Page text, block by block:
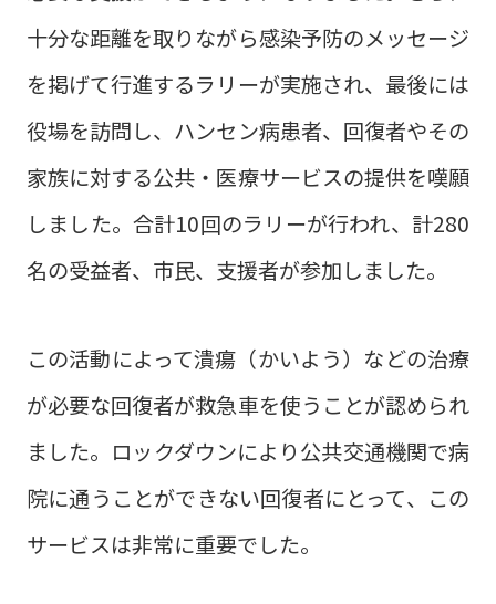
十分な距離を取りながら感染予防のメッセージ
を掲げて行進するラリーが実施され、最後には
役場を訪問し、ハンセン病患者、回復者やその
家族に対する公共・医療サービスの提供を嘆願
しました。合計10回のラリーが行われ、計280
名の受益者、市民、支援者が参加しました。
この活動によって潰瘍（かいよう）などの治療
が必要な回復者が救急車を使うことが認められ
ました。ロックダウンにより公共交通機関で病
院に通うことができない回復者にとって、この
サービスは非常に重要でした。